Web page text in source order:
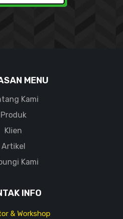
MENU
Kami
Produk
Klien
Artikel
Kami
INFO
& Workshop